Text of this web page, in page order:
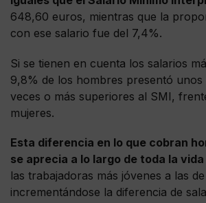
648,60 euros, mientras que la
con ese salario fue del 7,4%.
Si se tienen en cuenta los salarios
9,8% de los hombres presentó unos
veces o más superiores al SMI,
mujeres.
Esta diferencia en lo que cobran
se aprecia a lo largo de toda la
las trabajadoras más jóvenes a las
incrementándose la diferencia de